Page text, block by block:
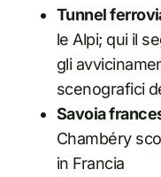
Tunnel
le Alpi; qui il
gli
scenografici
Savoia
Chambéry
in Francia